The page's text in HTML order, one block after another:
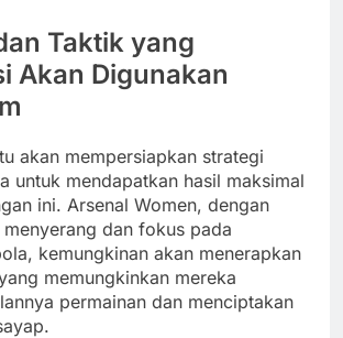
Taktik yang
Akan Digunakan
akan mempersiapkan strategi
untuk mendapatkan hasil maksimal
ini. Arsenal Women, dengan
dan fokus pada
kemungkinan akan menerapkan
memungkinkan mereka
permainan dan menciptakan